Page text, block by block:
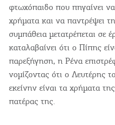
φτωχόπαιδο που πηγαίνει
χρήματα και να παντρέψει
συμπάθεια μετατρέπεται σε
καταλαβαίνει ότι ο Πίπης
παρεξήγηση, η Ρένα
νομίζοντας ότι ο Λευτέρης
εκείνην είναι τα χρήματα
πατέρας της.